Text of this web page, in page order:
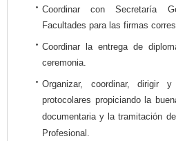
Coordinar con Secretaría
Facultades para las firmas
Coordinar la entrega de
ceremonia.
Organizar, coordinar, dirigir
protocolares propiciando la
documentaria y la tramitación
Profesional.